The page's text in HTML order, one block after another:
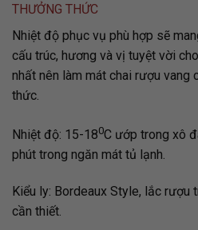
THƯỞNG THỨC
Nhiệt độ phục vụ phù hợp sẽ
cấu trúc, hương và vị tuyệt vời
nhất nên làm mát chai rượu vang
thức.
Nhiệt độ: 15-180C ướp trong xô
phút trong ngăn mát tủ lạnh.
Kiểu ly: Bordeaux Style, lắc rượu
cần thiết.